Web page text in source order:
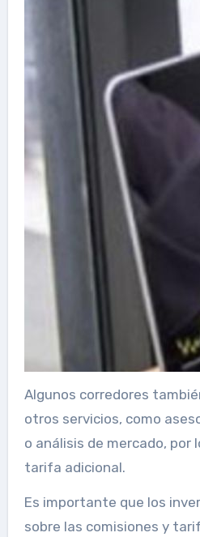
Algunos corredores
otros servicios, como
o análisis de mercado, por
tarifa adicional.
Es importante que los
sobre las comisiones y